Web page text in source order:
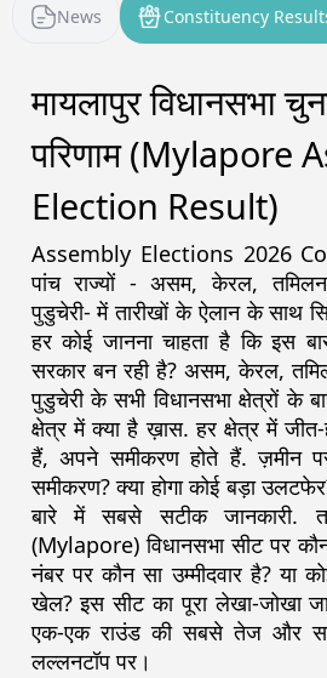
News Constituency
मायलापुर विधानसभा
परिणाम (Mylapore
Election Result)
Assembly Elections 2026
पांच राज्यों - असम, केरल,
पुडुचेरी- में तारीखों के ऐलान के साथ
हर कोई जानना चाहता है कि इस
सरकार बन रही है? असम, केरल,
पुडुचेरी के सभी विधानसभा क्षेत्रों के
क्षेत्र में क्या है ख़ास. हर क्षेत्र में
हैं, अपने समीकरण होते हैं. ज़मीन
समीकरण? क्या होगा कोई बड़ा
बारे में सबसे सटीक जानकारी.
(Mylapore) विधानसभा सीट पर
नंबर पर कौन सा उम्मीदवार है? या
खेल? इस सीट का पूरा लेखा-जोखा
एक-एक राउंड की सबसे तेज और
लल्लनटॉप पर।